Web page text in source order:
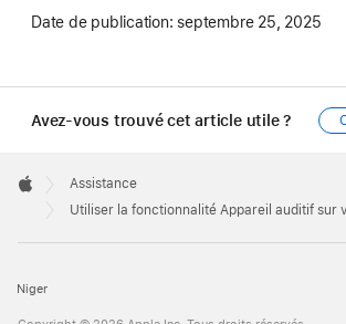
Date de publication: septembre 25, 2025
Avez-vous trouvé cet article utile ?
Footer

Apple
Assistance
Utiliser la fonctionnalité Appareil auditif sur vos
Niger